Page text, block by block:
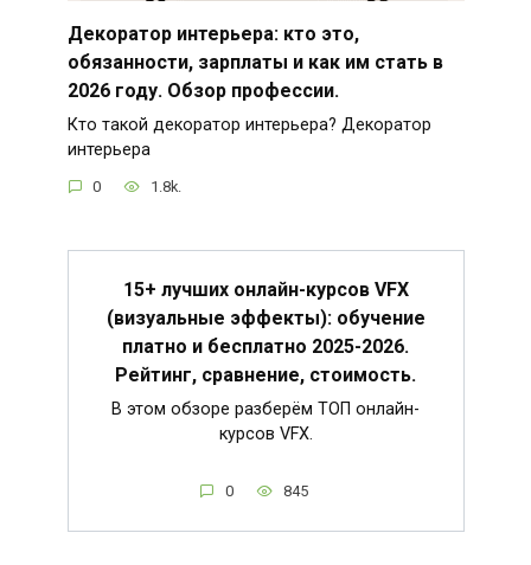
Декоратор интерьера: кто это,
обязанности, зарплаты и как им стать в
2026 году. Обзор профессии.
Кто такой декоратор интерьера? Декоратор
интерьера
0 1.8k.
15+ лучших онлайн-курсов VFX
(визуальные эффекты): обучение
платно и бесплатно 2025-2026.
Рейтинг, сравнение, стоимость.
В этом обзоре разберём ТОП онлайн-
курсов VFX.
0 845